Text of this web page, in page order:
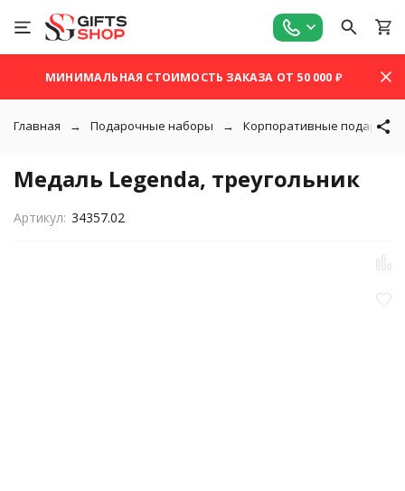
МИНИМАЛЬНАЯ СТОИМОСТЬ ЗАКАЗА ОТ 50 000 ₽
Главная Подарочные наборы Корпоративные подарки
Медаль Legenda, треугольник
Артикул: 34357.02